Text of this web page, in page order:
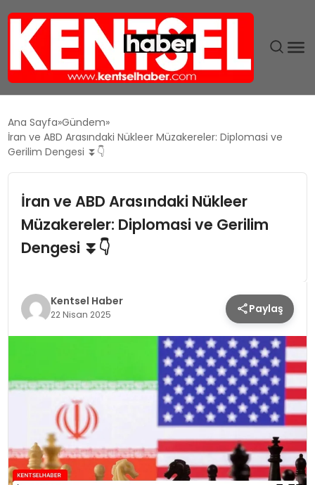
GÜNDEM
EĞITIM
TEKNOLOJI
MAGAZIN
KÜLTÜR & SANAT
SAĞLIK
Ana Sayfa Gündem
İran ve ABD Arasındaki Nükleer Müzakereler: Diplomasi ve
Gerilim Dengesi ⏬👇
İran ve ABD Arasındaki Nükleer
Müzakereler: Diplomasi ve Gerilim
Dengesi ⏬👇
Kentsel Haber
22 Nisan 2025 Paylaş